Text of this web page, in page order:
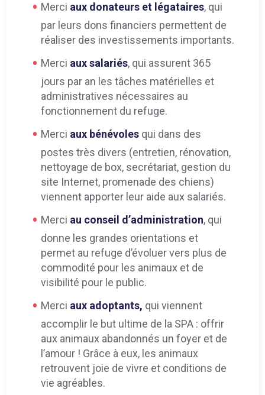
Merci aux donateurs et légataires, qui
par leurs dons financiers permettent de
réaliser des investissements importants.
Merci aux salariés, qui assurent 365
jours par an les tâches matérielles et
administratives nécessaires au
fonctionnement du refuge.
Merci aux bénévoles qui dans des
postes très divers (entretien, rénovation,
nettoyage de box, secrétariat, gestion du
site Internet, promenade des chiens)
viennent apporter leur aide aux salariés.
Merci au conseil d’administration, qui
donne les grandes orientations et
permet au refuge d’évoluer vers plus de
commodité pour les animaux et de
visibilité pour le public.
Merci aux adoptants, qui viennent
accomplir le but ultime de la SPA : offrir
aux animaux abandonnés un foyer et de
l’amour ! Grâce à eux, les animaux
retrouvent joie de vivre et conditions de
vie agréables.